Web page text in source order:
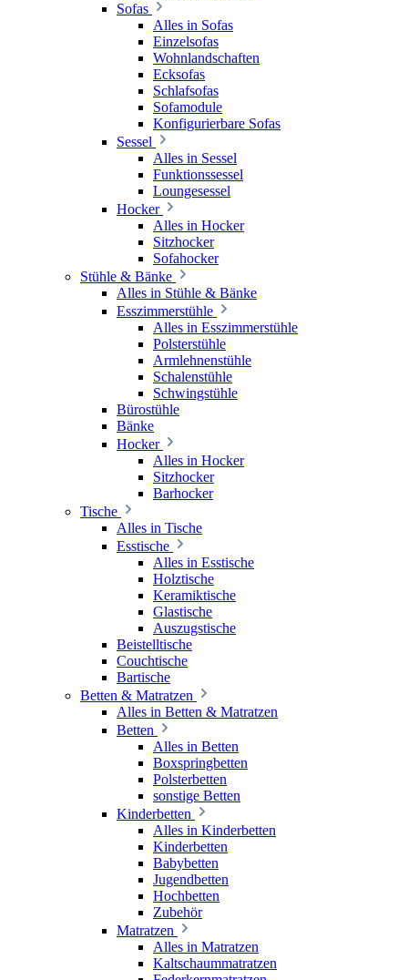
Sofas
Alles in Sofas
Einzelsofas
Wohnlandschaften
Ecksofas
Schlafsofas
Sofamodule
Konfigurierbare Sofas
Sessel
Alles in Sessel
Funktionssessel
Loungesessel
Hocker
Alles in Hocker
Sitzhocker
Sofahocker
Stühle & Bänke
Alles in Stühle & Bänke
Esszimmerstühle
Alles in Esszimmerstühle
Polsterstühle
Armlehnenstühle
Schalenstühle
Schwingstühle
Bürostühle
Bänke
Hocker
Alles in Hocker
Sitzhocker
Barhocker
Tische
Alles in Tische
Esstische
Alles in Esstische
Holztische
Keramiktische
Glastische
Auszugstische
Beistelltische
Couchtische
Bartische
Betten & Matratzen
Alles in Betten & Matratzen
Betten
Alles in Betten
Boxspringbetten
Polsterbetten
sonstige Betten
Kinderbetten
Alles in Kinderbetten
Kinderbetten
Babybetten
Jugendbetten
Hochbetten
Zubehör
Matratzen
Alles in Matratzen
Kaltschaummatratzen